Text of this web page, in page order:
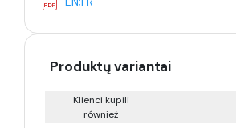
Produktų variantai
Klienci kupili
również